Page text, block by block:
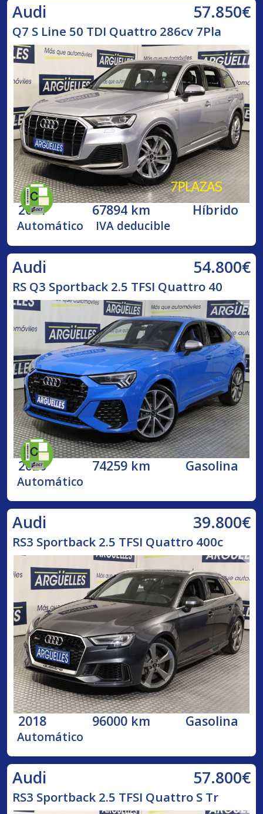
Audi 57.850€
Q7 S Line 50 TDI Quattro 286cv 7Pla
2021 67894 km Híbrido
Automático IVA deducible
Audi 54.800€
RS Q3 Sportback 2.5 TFSI Quattro 40
2020 74259 km Gasolina
Automático
Audi 39.800€
RS3 Sportback 2.5 TFSI Quattro 400c
2018 96000 km Gasolina
Automático
Audi 57.800€
RS3 Sportback 2.5 TFSI Quattro S Tr